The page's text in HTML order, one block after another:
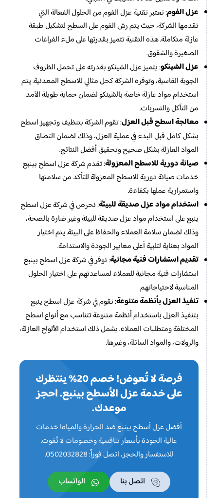
عزل الفوم: تعتبر تقنية عزل الفوم من الحلول الفعالة التي
تقدمها الشركة، حيث يتم رش الفوم على السطح لتشكيل طبقة
عازلة متكاملة. هذه التقنية تتميز بقدرتها على ملء الفراغات
الصغيرة والشقوق.
عزل الشينكو: يتميز عزل الشينكو بقدرته على تحمل الظروف
الجوية القاسية، وتوفره الشركة كحل مثالي للاسطح المعدنية. يتم
استخدام مواد عازلة خاصة بالشينكو لضمان حماية طويلة الأمد
من التآكل والتسربات.
معالجة اسطح قبل العزل: تقوم الشركة بتنظيف وتجهيز اسطح
بشكل كامل قبل البدء في عملية العزل، وذلك لضمان التصاق
المواد العازلة بشكل صحيح وتحقيق أفضل النتائج.
صيانة دورية للاسطح المعزولة: تقدم شركة عزل اسطح بينبع
خدمات صيانة دورية للاسطح المعزولة للتأكد من سلامتها
واستمرارية عملها بكفاءة.
استخدام مواد عزل صديقة للبيئة: نحرص في شركة عزل اسطح
ينبع على استخدام مواد عزل صديقة للبيئة وغير ضارة بالصحة،
وذلك لضمان سلامة العملاء والحفاظ على البيئة. يتم اختيار
المواد بعناية لتلبية أعلى معايير الجودة والاستدامة.
تقديم استشارات فنية مجانية: نوفر في شركة عزل اسطح بينبع
استشارات فنية مجانية للعملاء لمساعدتهم على اختيار الحلول
المناسبة لاحتياجاتهم
تنفيذ العزل بأنظمة متنوعة: نقوم في شركة عزل اسطح ينبع
بتنفيذ العزل باستخدام أنظمة متنوعة تتناسب مع أنواع اسطح
المختلفة ومتطلبات العملاء. يشمل ذلك استخدام الألواح العازلة،
والرولات، والمواد السائلة، وغيرها.
فرصة لا تُعوض! خصم 20% ينتظرك
على خدمة عزل الأسطح بينبع. احجز
موعدك.
أفضل عزل أسطح بينبع ضد الحرارة والمياه! خدمات
عالية الجودة بأسعار تنافسية وخصومات لا تُفوت.
للاستفسار والحجز، اتصل فوراً: 0502032828.
اتصل بنا الواتساب